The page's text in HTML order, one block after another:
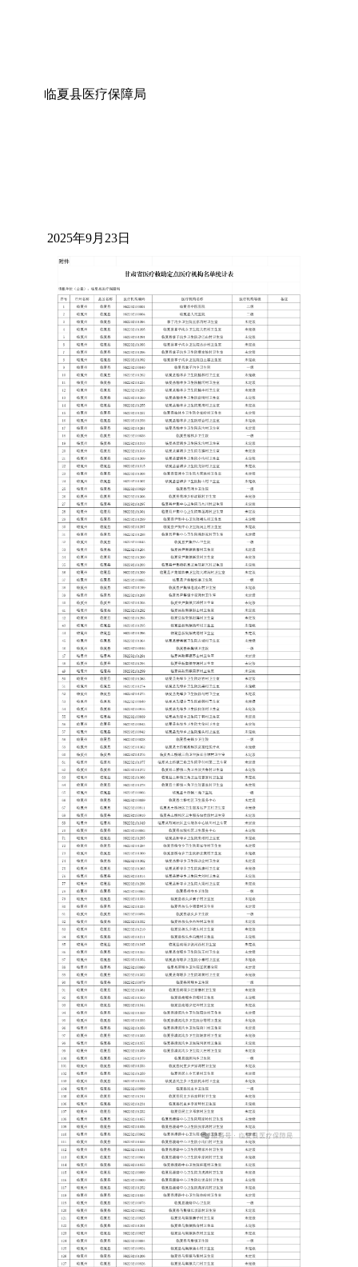
临夏县医疗保障局
2025年9月23日